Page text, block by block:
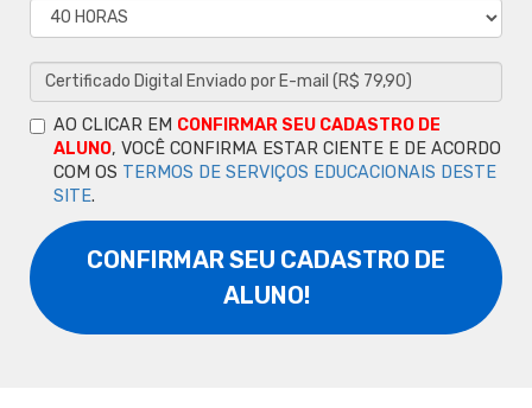
AO CLICAR EM CONFIRMAR SEU CADASTRO DE
ALUNO, VOCÊ CONFIRMA ESTAR CIENTE E DE ACORDO
COM OS TERMOS DE SERVIÇOS EDUCACIONAIS DESTE
SITE.
CONFIRMAR SEU CADASTRO DE
ALUNO!